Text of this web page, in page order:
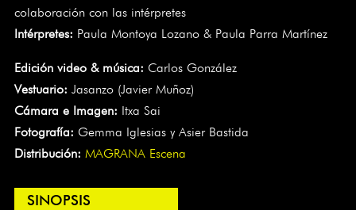
colaboración con las intérpretes
Intérpretes: Paula Montoya Lozano & Paula Parra Martínez
Edición video & música: Carlos González
Vestuario: Jasanzo (Javier Muñoz)
Cámara e Imagen: Itxa Sai
Fotografía: Gemma Iglesias y Asier Bastida
Distribución: MAGRANA Escena
SINOPSIS